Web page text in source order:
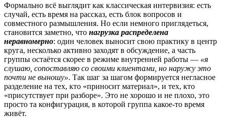
Формально всё выглядит как классическая интервизия: есть
случай, есть время на рассказ, есть блок вопросов и
совместного размышления. Но если немного приглядеться,
становится заметно, что нагрузка распределена
неравномерно: один человек выносит свою практику в центр
круга, несколько активно заходят в обсуждение, а часть
группы остаётся скорее в режиме внутренней работы — «я
слушаю, сопоставляю со своими клиентами, но наружу это
почти не выношу». Так шаг за шагом формируется негласное
разделение на тех, кто «приносит материал», и тех, кто
«присутствует при разборе». Это не хорошо и не плохо, это
просто та конфигурация, в которой группа какое-то время
живёт.